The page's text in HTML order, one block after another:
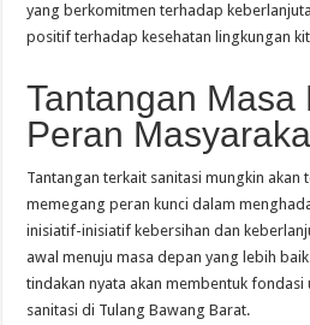
yang berkomitmen terhadap
positif terhadap kesehatan lingkungan
Tantangan Masa
Peran
Tantangan terkait sanitasi mungkin akan
memegang peran kunci dalam
inisiatif-inisiatif kebersihan dan
awal menuju masa depan yang lebih
tindakan nyata akan membentuk
sanitasi di Tulang Bawang Barat.